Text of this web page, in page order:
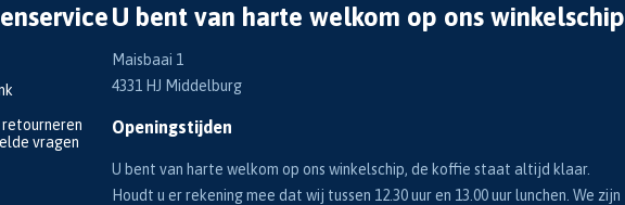
retourneren
vragen
U bent van harte welkom op ons winkelschip
Maisbaai 1
4331 HJ Middelburg
Openingstijden
U bent van harte welkom op ons winkelschip, de koffie staat altijd klaar.
Houdt u er rekening mee dat wij tussen 12.30 uur en 13.00 uur lunchen. We zijn